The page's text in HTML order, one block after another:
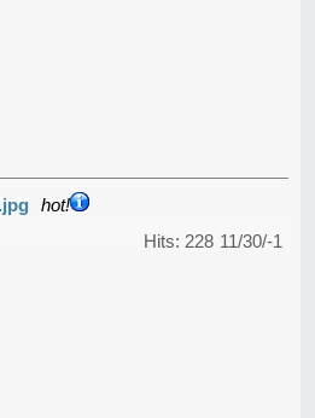
hot!
11/30/-1
Hits: 228